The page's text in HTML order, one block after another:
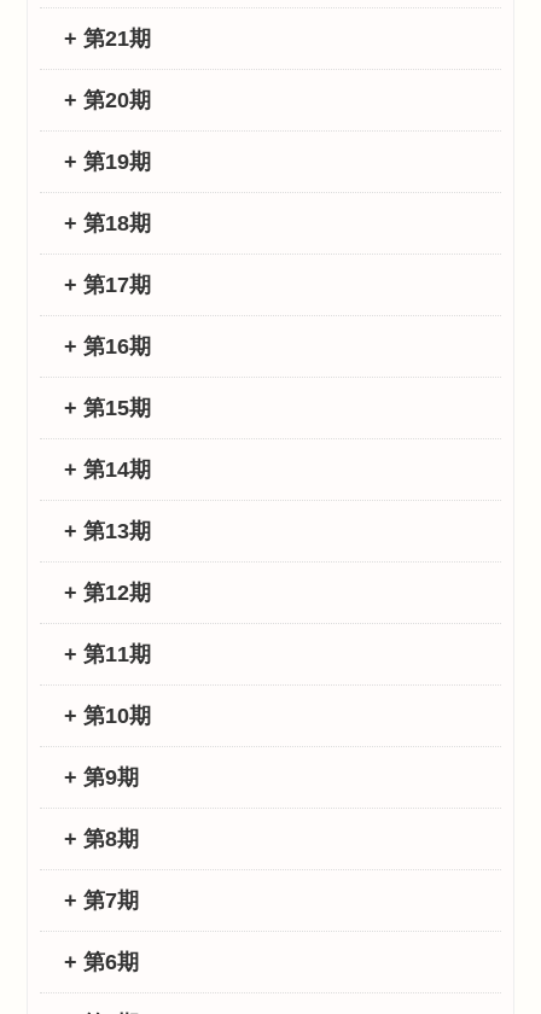
+ 第21期
+ 第20期
+ 第19期
+ 第18期
+ 第17期
+ 第16期
+ 第15期
+ 第14期
+ 第13期
+ 第12期
+ 第11期
+ 第10期
+ 第9期
+ 第8期
+ 第7期
+ 第6期